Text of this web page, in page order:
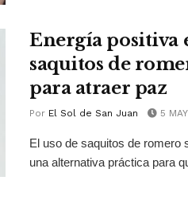
Energía positiva
saquitos de
para atraer paz
Por El Sol de San Juan 5
El uso de saquitos de romero
una alternativa práctica para